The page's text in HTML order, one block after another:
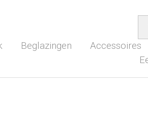
Beglazingen Accessoires